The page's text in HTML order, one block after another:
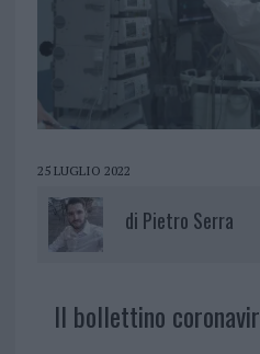
25 LUGLIO 2022
di Pietro Serra
Il bollettino